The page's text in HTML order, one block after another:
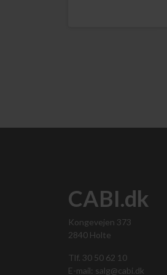
CABI.dk
Kongevejen 373
2840 Holte
Tlf. 30 50 62 10
E-mail: salg@cabi.dk